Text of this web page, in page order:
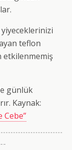
teflon
etkilenmemiş
günlük
Kaynak:
Cebe”